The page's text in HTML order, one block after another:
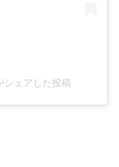
シェアした投稿